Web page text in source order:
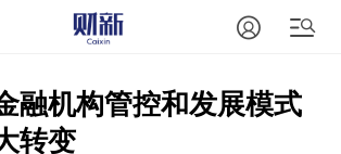
融机构管控和发展模式
转变